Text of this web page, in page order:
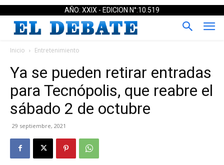
AÑO: XXIX - EDICION N°:10.519
Inicio Entretenimiento
Ya se pueden retirar entradas
para Tecnópolis, que reabre el
sábado 2 de octubre
29 septiembre, 2021